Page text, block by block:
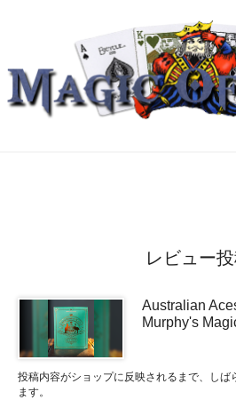
レビュー
Australian
Murphy's
投稿内容がショップに反映されるまで、しば
ます。